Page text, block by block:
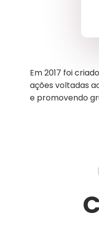
Em 2017 foi
ações voltadas
e promovendo